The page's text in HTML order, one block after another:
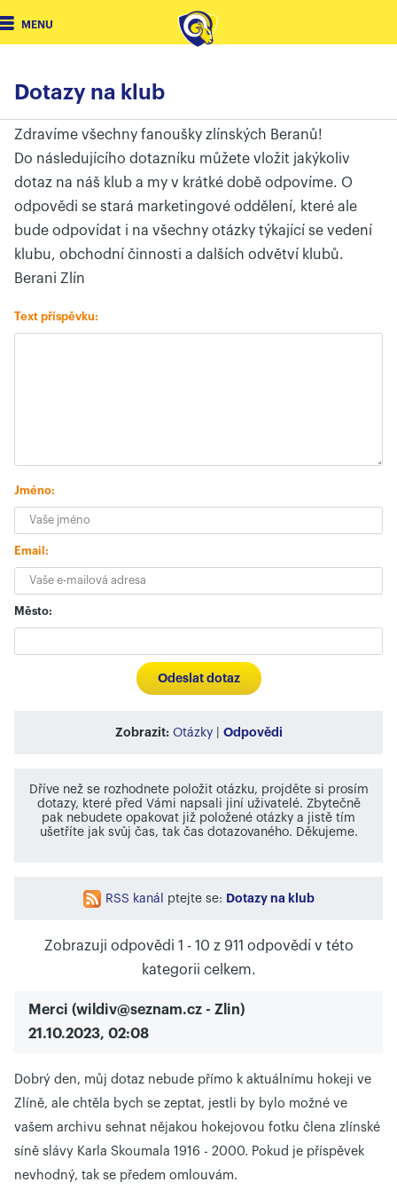
MENU
Dotazy na klub
Zdravíme všechny fanoušky zlínských Beranů!
Do následujícího dotazníku můžete vložit jakýkoliv
dotaz na náš klub a my v krátké době odpovíme. O
odpovědi se stará marketingové oddělení, které ale
bude odpovídat i na všechny otázky týkající se vedení
klubu, obchodní činnosti a dalších odvětví klubů.
Berani Zlín
Text příspěvku:
Jméno:
Email:
Město:
Odeslat dotaz
Zobrazit: Otázky| Odpovědi
Dříve než se rozhodnete položit otázku, projděte si prosím
dotazy, které před Vámi napsali jiní uživatelé. Zbytečně
pak nebudete opakovat již položené otázky a jistě tím
ušetříte jak svůj čas, tak čas dotazovaného. Děkujeme.
RSS kanál ptejte se: Dotazy na klub
Zobrazuji odpovědi 1 - 10 z 911 odpovědí v této
kategorii celkem.
Merci (wildiv@seznam.cz - Zlin)
21.10.2023, 02:08
Dobrý den, můj dotaz nebude přímo k aktuálnímu hokeji ve
Zlíně, ale chtěla bych se zeptat, jestli by bylo možné ve
vašem archivu sehnat nějakou hokejovou fotku člena zlínské
síně slávy Karla Skoumala 1916 - 2000. Pokud je příspěvek
nevhodný, tak se předem omlouvám.